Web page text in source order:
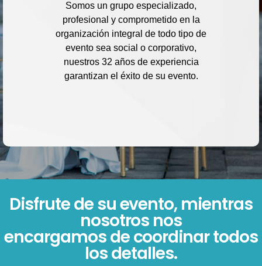
Somos un grupo especializado,
profesional y comprometido en la
organización integral de todo tipo de
evento sea social o corporativo,
nuestros 32 años de experiencia
garantizan el éxito de su evento.
Disfrute de su evento, mientras
nosotros nos
encargamos de coordinar todos
los detalles.